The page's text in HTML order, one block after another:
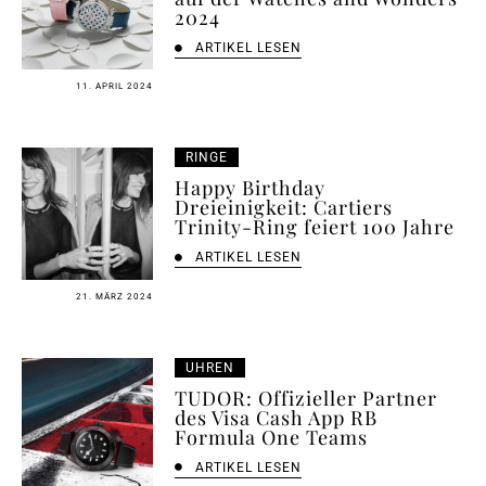
11. APRIL 2024
2024
ARTIKEL LESEN
21. MÄRZ 2024
RINGE
Happy Birthday
Dreieinigkeit: Cartiers
Trinity-Ring feiert 100 Jahre
ARTIKEL LESEN
UHREN
TUDOR: Offizieller Partner
des Visa Cash App RB
Formula One Teams
ARTIKEL LESEN